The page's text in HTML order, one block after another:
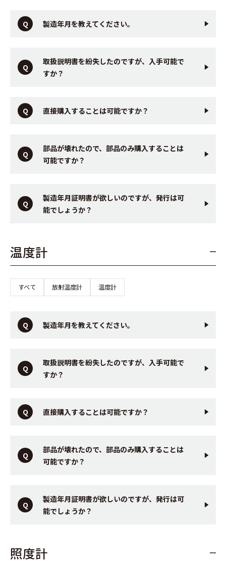
製造年月を教えてください。
取扱説明書を紛失したのですが、入手可能で
すか？
直接購入することは可能ですか？
部品が壊れたので、部品のみ購入することは
可能ですか？
製造年月証明書が欲しいのですが、発行は可
能でしょうか？
温度計
すべて 放射温度計 温度計
製造年月を教えてください。
取扱説明書を紛失したのですが、入手可能で
すか？
直接購入することは可能ですか？
部品が壊れたので、部品のみ購入することは
可能ですか？
製造年月証明書が欲しいのですが、発行は可
能でしょうか？
照度計